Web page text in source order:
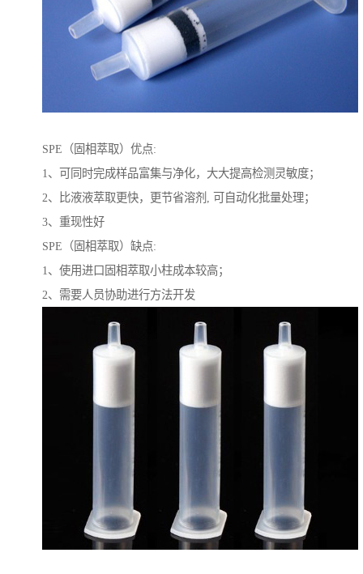
SPE（固相萃取）优点:
1、可同时完成样品富集与净化，大大提高检测灵敏度；
2、比液液萃取更快，更节省溶剂, 可自动化批量处理；
3、重现性好
SPE（固相萃取）缺点:
1、使用进口固相萃取小柱成本较高；
2、需要人员协助进行方法开发